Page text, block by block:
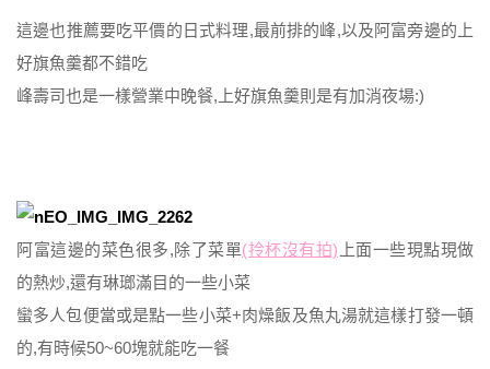
這邊也推薦要吃平價的日式料理,最前排的峰,以及阿富旁邊的上
好旗魚羹都不錯吃
峰壽司也是一樣營業中晚餐,上好旗魚羹則是有加消夜場:)
阿富這邊的菜色很多,除了菜單(拎杯沒有拍) 上面一些現點現做
的熱炒,還有琳瑯滿目的一些小菜
蠻多人包便當或是點一些小菜+肉燥飯及魚丸湯就這樣打發一頓
的,有時候50~60塊就能吃一餐